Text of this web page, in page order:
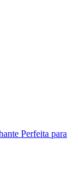
Perfeita para